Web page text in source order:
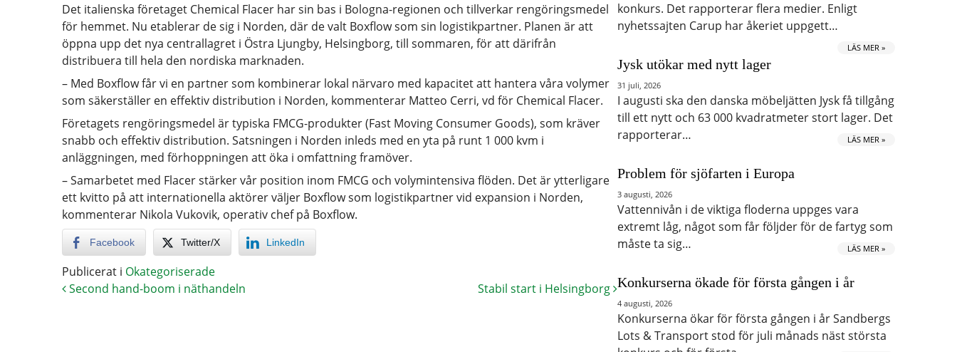
Det italienska företaget Chemical Flacer har sin bas i Bologna-regionen och tillverkar rengöringsmedel
för hemmet. Nu etablerar de sig i Norden, där de valt Boxflow som sin logistikpartner. Planen är att
öppna upp det nya centrallagret i Östra Ljungby, Helsingborg, till sommaren, för att därifrån
distribuera till hela den nordiska marknaden.
– Med Boxflow får vi en partner som kombinerar lokal närvaro med kapacitet att hantera våra volymer
som säkerställer en effektiv distribution i Norden, kommenterar Matteo Cerri, vd för Chemical Flacer.
Företagets rengöringsmedel är typiska FMCG-produkter (Fast Moving Consumer Goods), som kräver
snabb och effektiv distribution. Satsningen i Norden inleds med en yta på runt 1 000 kvm i
anläggningen, med förhoppningen att öka i omfattning framöver.
– Samarbetet med Flacer stärker vår position inom FMCG och volymintensiva flöden. Det är ytterligare
ett kvitto på att internationella aktörer väljer Boxflow som logistikpartner vid expansion i Norden,
kommenterar Nikola Vukovik, operativ chef på Boxflow.
Facebook Twitter/X LinkedIn
Publicerat i Okategoriserade
Second hand-boom i näthandeln
Stabil start i Helsingborg
konkurs. Det rapporterar flera medier. Enligt
nyhetssajten Carup har åkeriet uppgett…
LÄS MER »
Jysk utökar med nytt lager
31 juli, 2026
I augusti ska den danska möbeljätten Jysk få tillgång
till ett nytt och 63 000 kvadratmeter stort lager. Det
rapporterar…
LÄS MER »
Problem för sjöfarten i Europa
3 augusti, 2026
Vattennivån i de viktiga floderna uppges vara
extremt låg, något som får följder för de fartyg som
måste ta sig…
LÄS MER »
Konkurserna ökade för första gången i år
4 augusti, 2026
Konkurserna ökar för första gången i år Sandbergs
Lots & Transport stod för juli månads näst största